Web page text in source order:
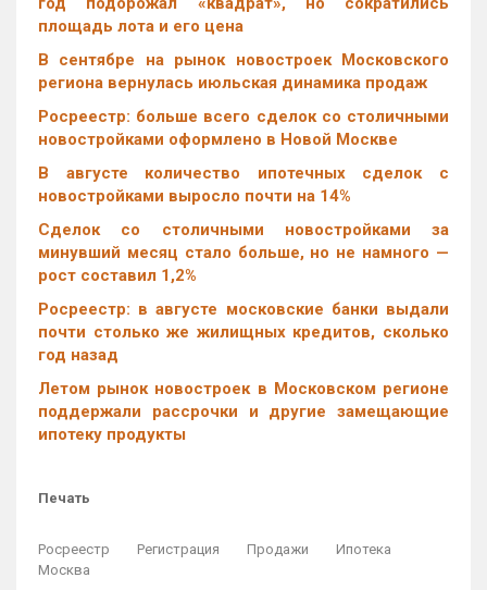
площадь лота и его цена
В сентябре на рынок новостроек Московского
региона вернулась июльская динамика продаж
Росреестр: больше всего сделок со столичными
новостройками оформлено в Новой Москве
В августе количество ипотечных сделок с
новостройками выросло почти на 14%
Cделок со столичными новостройками за
минувший месяц стало больше, но не намного —
рост составил 1,2%
Росреестр: в августе московские банки выдали
почти столько же жилищных кредитов, сколько
год назад
Летом рынок новостроек в Московском регионе
поддержали рассрочки и другие замещающие
ипотеку продукты
Печать
Росреестр Регистрация Продажи
Ипотека
Москва